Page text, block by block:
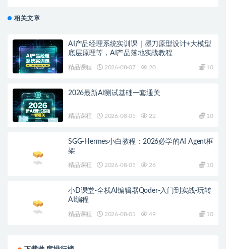
相关文章
AI产品经理系统实训课｜墨刀原型设计+大模型
底层原理等，AI产品落地实战教程
精品课程 2026-08-07 20 10
2026最新AI测试基础一套通关
精品课程 2026-08-05 22 10
SGG-Hermes小白教程：2026必学的AI Agent框
架
精品课程 2026-08-05 26 10
小D课堂-全栈AI编辑器Qoder-入门到实战-玩转
AI编程
精品课程 2026-08-01 49 10